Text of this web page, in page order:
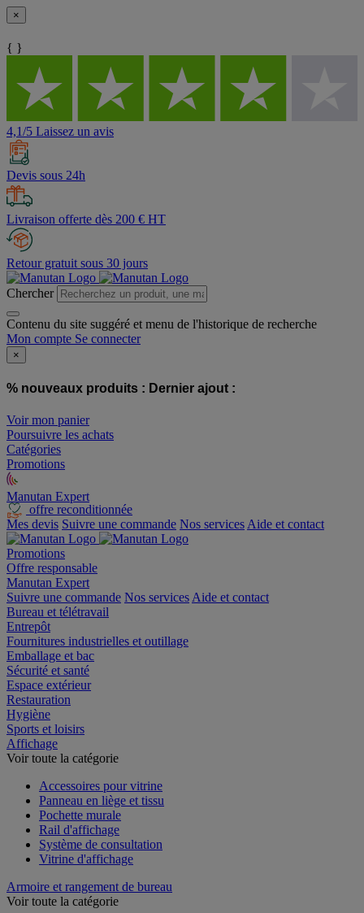
×
{ }
4,1/5 Laissez un avis
Devis sous 24h
Livraison offerte dès 200 € HT
Retour gratuit sous 30 jours
Chercher
Contenu du site suggéré et menu de l'historique de recherche
Mon compte Se connecter
×
% nouveaux produits : Dernier ajout :
Voir mon panier
Poursuivre les achats
Catégories
Promotions
Manutan Expert
offre reconditionnée
Mes devis Suivre une commande Nos services Aide et contact
Promotions
Offre responsable
Manutan Expert
Suivre une commande Nos services Aide et contact
Bureau et télétravail
Entrepôt
Fournitures industrielles et outillage
Emballage et bac
Sécurité et santé
Espace extérieur
Restauration
Hygiène
Sports et loisirs
Affichage
Voir toute la catégorie
Accessoires pour vitrine
Panneau en liège et tissu
Pochette murale
Rail d'affichage
Système de consultation
Vitrine d'affichage
Armoire et rangement de bureau
Voir toute la catégorie